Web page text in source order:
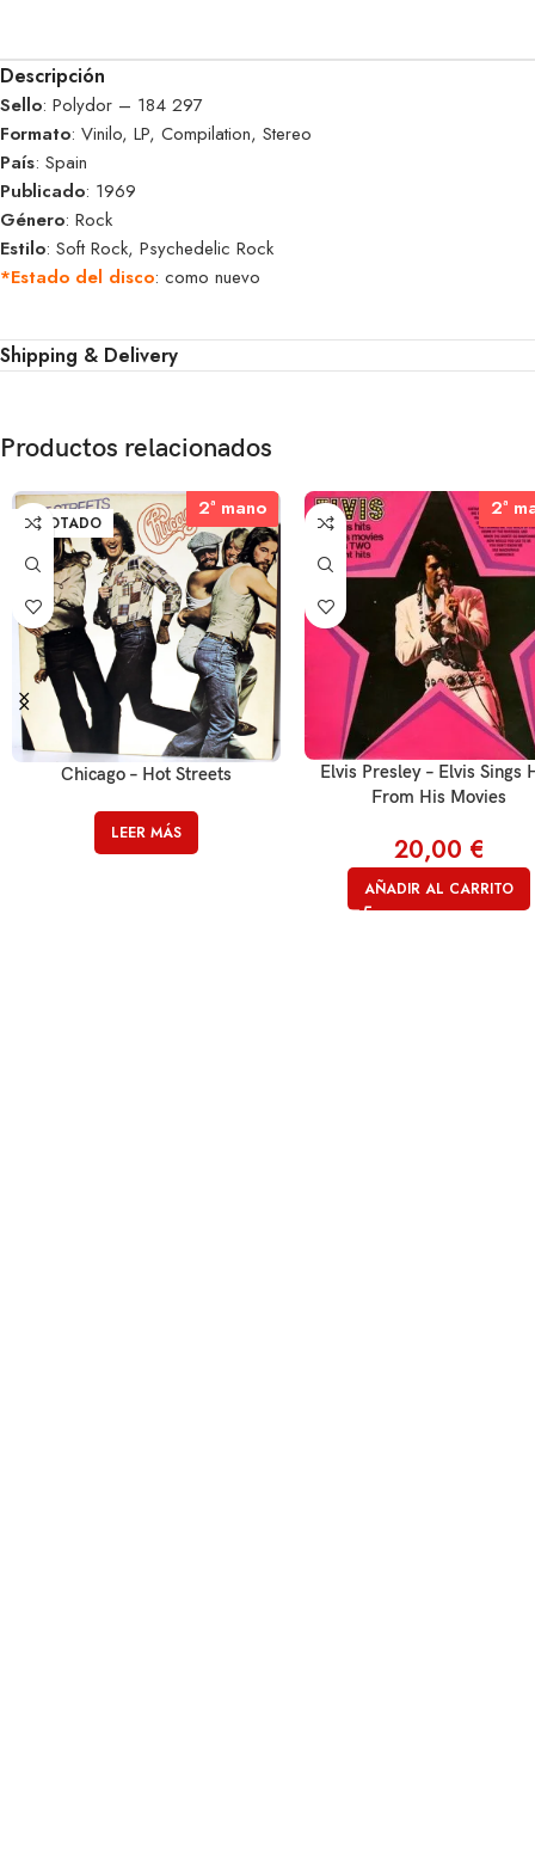
Descripción
Sello: Polydor – 184 297
Formato: Vinilo, LP, Compilation, Stereo
País: Spain
Publicado: 1969
Género: Rock
Estilo: Soft Rock, Psychedelic Rock
*Estado del disco: como nuevo
Shipping & Delivery
Productos relacionados
AGOTADO
2ª mano
2ª mano
Chicago – Hot Streets
LEER MÁS
2ª
2ª
Elvis Presley – Elvis Sings
From His Movies
20,00 €
AÑADIR AL CARRITO